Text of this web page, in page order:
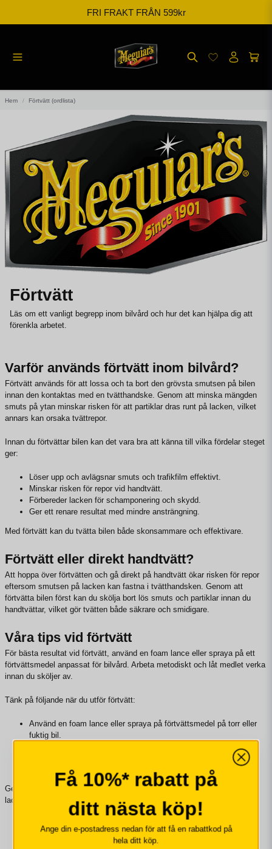
FRI FRAKT FRÅN 599kr
Hem Förtvätt (ordlista)
Förtvätt
Läs om ett vanligt begrepp inom bilvård och hur det kan hjälpa dig att
förenkla arbetet.
Varför används förtvätt inom bilvård?
Förtvätt används för att lossa och ta bort den grövsta smutsen på bilen
innan den kontaktas med en tvätthandske. Genom att minska mängden
smuts på ytan minskar risken för att partiklar dras runt på lacken, vilket
annars kan orsaka tvättrepor.
Innan du förtvättar bilen kan det vara bra att känna till vilka fördelar steget
ger:
Löser upp och avlägsnar smuts och trafikfilm effektivt.
Minskar risken för repor vid handtvätt.
Förbereder lacken för schamponering och skydd.
Ger ett renare resultat med mindre ansträngning.
Med förtvätt kan du tvätta bilen både skonsammare och effektivare.
Förtvätt eller direkt handtvätt?
Att hoppa över förtvätten och gå direkt på handtvätt ökar risken för repor
eftersom smutsen på lacken kan fastna i tvätthandsken. Genom att
förtvätta bilen först kan du skölja bort lös smuts och partiklar innan du
handtvättar, vilket gör tvätten både säkrare och smidigare.
Våra tips vid förtvätt
För bästa resultat vid förtvätt, använd en foam lance eller spraya på ett
förtvättsmedel anpassat för bilvård. Arbeta metodiskt och låt medlet verka
innan du sköljer av.
Tänk på följande när du utför förtvätt:
Använd en foam lance eller spraya på förtvättsmedel på torr eller
fuktig bil.
Följ upp med handtvätt och tvåhinksteknik för bästa resultat.
Genom att förtvätta kan du ge bilen en grundlig rengöring utan att skada
lacken.
Få 10%* rabatt på
ditt nästa köp!
Ange din e-postadress nedan för att få en rabattkod på
hela ditt köp.